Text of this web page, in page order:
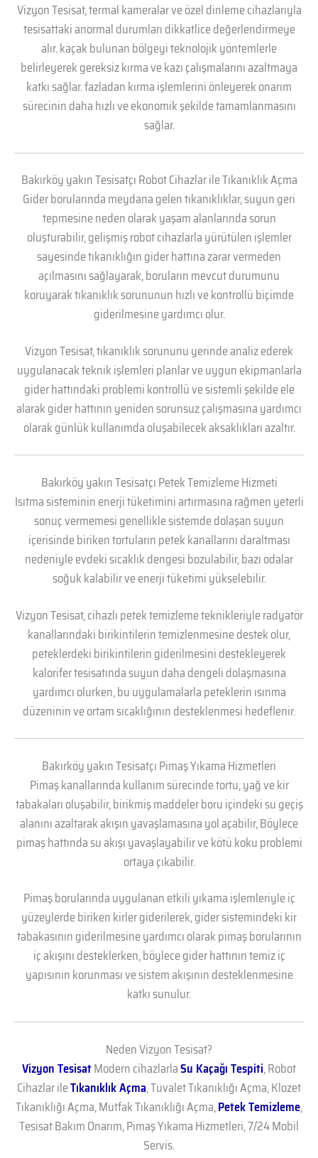
Vizyon Tesisat, termal kameralar ve özel dinleme cihazlarıyla
tesisattaki anormal durumları dikkatlice değerlendirmeye
alır. kaçak bulunan bölgeyi teknolojik yöntemlerle
belirleyerek gereksiz kırma ve kazı çalışmalarını azaltmaya
katkı sağlar. fazladan kırma işlemlerini önleyerek onarım
sürecinin daha hızlı ve ekonomik şekilde tamamlanmasını
sağlar.
Bakırköy yakın Tesisatçı Robot Cihazlar ile Tıkanıklık Açma
Gider borularında meydana gelen tıkanıklıklar, suyun geri
tepmesine neden olarak yaşam alanlarında sorun
oluşturabilir, gelişmiş robot cihazlarla yürütülen işlemler
sayesinde tıkanıklığın gider hattına zarar vermeden
açılmasını sağlayarak, boruların mevcut durumunu
koruyarak tıkanıklık sorununun hızlı ve kontrollü biçimde
giderilmesine yardımcı olur.
Vizyon Tesisat, tıkanıklık sorununu yerinde analiz ederek
uygulanacak teknik işlemleri planlar ve uygun ekipmanlarla
gider hattındaki problemi kontrollü ve sistemli şekilde ele
alarak gider hattının yeniden sorunsuz çalışmasına yardımcı
olarak günlük kullanımda oluşabilecek aksaklıkları azaltır.
Bakırköy yakın Tesisatçı Petek Temizleme Hizmeti
Isıtma sisteminin enerji tüketimini artırmasına rağmen yeterli
sonuç vermemesi genellikle sistemde dolaşan suyun
içerisinde biriken tortuların petek kanallarını daraltması
nedeniyle evdeki sıcaklık dengesi bozulabilir, bazı odalar
soğuk kalabilir ve enerji tüketimi yükselebilir.
Vizyon Tesisat, cihazlı petek temizleme teknikleriyle radyatör
kanallarındaki birikintilerin temizlenmesine destek olur,
peteklerdeki birikintilerin giderilmesini destekleyerek
kalorifer tesisatında suyun daha dengeli dolaşmasına
yardımcı olurken, bu uygulamalarla peteklerin ısınma
düzeninin ve ortam sıcaklığının desteklenmesi hedeflenir.
Bakırköy yakın Tesisatçı Pimaş Yıkama Hizmetleri
Pimaş kanallarında kullanım sürecinde tortu, yağ ve kir
tabakaları oluşabilir, birikmiş maddeler boru içindeki su geçiş
alanını azaltarak akışın yavaşlamasına yol açabilir, Böylece
pimaş hattında su akışı yavaşlayabilir ve kötü koku problemi
ortaya çıkabilir.
Pimaş borularında uygulanan etkili yıkama işlemleriyle iç
yüzeylerde biriken kirler giderilerek, gider sistemindeki kir
tabakasının giderilmesine yardımcı olarak pimaş borularının
iç akışını desteklerken, böylece gider hattının temiz iç
yapısının korunması ve sistem akışının desteklenmesine
katkı sunulur.
Neden Vizyon Tesisat?
Vizyon TesisatModern cihazlarlaSu Kaçağı Tespiti, Robot
Cihazlar ileTıkanıklık Açma, Tuvalet Tıkanıklığı Açma, Klozet
Tıkanıklığı Açma, Mutfak Tıkanıklığı Açma,Petek Temizleme,
Tesisat Bakım Onarım, Pimaş Yıkama Hizmetleri, 7/24 Mobil
Servis.